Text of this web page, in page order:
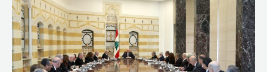
العهد
الجديد
في
لبنان:
بين